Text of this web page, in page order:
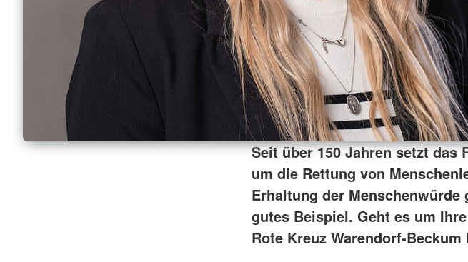
Seit über 150 Jahren setzt das
um die Rettung von
Erhaltung der
gutes Beispiel. Geht es um
Rote Kreuz Warendorf-